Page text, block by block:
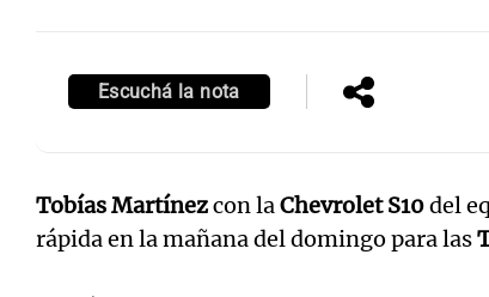
Escuchá la nota
Tobías Martínezcon la Chevrolet S10del
rápida en la mañana del domingo para las